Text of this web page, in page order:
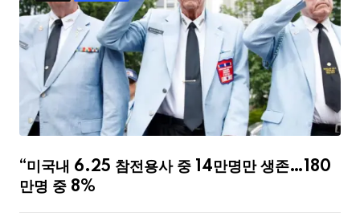
“미국내 6.25 참전용사 중 14만명만 생존…180
만명 중 8%